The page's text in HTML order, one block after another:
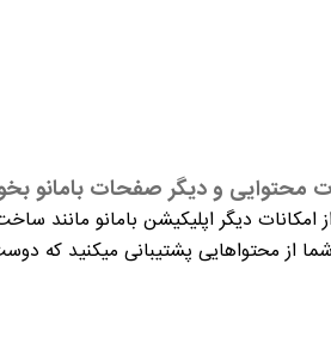
محتوایی و دیگر صفحات بامانو
دیگر اپلیکیشن بامانو مانند
از محتواهایی پشتیبانی میکنید که